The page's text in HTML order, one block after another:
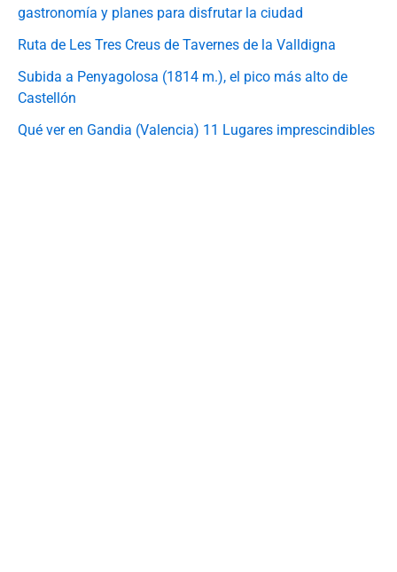
gastronomía y planes para disfrutar la ciudad
Ruta de Les Tres Creus de Tavernes de la Valldigna
Subida a Penyagolosa (1814 m.), el pico más alto de
Castellón
Qué ver en Gandia (Valencia) 11 Lugares imprescindibles